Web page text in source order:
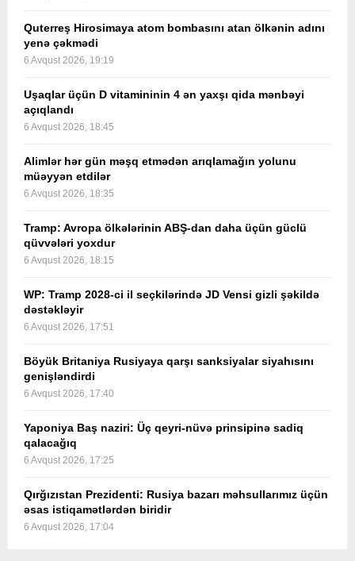
Quterreş Hirosimaya atom bombasını atan ölkənin adını
yenə çəkmədi
6 Avqust 2026, 19:19
Uşaqlar üçün D vitamininin 4 ən yaxşı qida mənbəyi
açıqlandı
6 Avqust 2026, 18:45
Alimlər hər gün məşq etmədən arıqlamağın yolunu
müəyyən etdilər
6 Avqust 2026, 18:35
Tramp: Avropa ölkələrinin ABŞ-dan daha üçün güclü
qüvvələri yoxdur
6 Avqust 2026, 18:15
WP: Tramp 2028-ci il seçkilərində JD Vensi gizli şəkildə
dəstəkləyir
6 Avqust 2026, 17:51
Böyük Britaniya Rusiyaya qarşı sanksiyalar siyahısını
genişləndirdi
6 Avqust 2026, 17:40
Yaponiya Baş naziri: Üç qeyri-nüvə prinsipinə sadiq
qalacağıq
6 Avqust 2026, 17:25
Qırğızıstan Prezidenti: Rusiya bazarı məhsullarımız üçün
əsas istiqamətlərdən biridir
6 Avqust 2026, 17:04